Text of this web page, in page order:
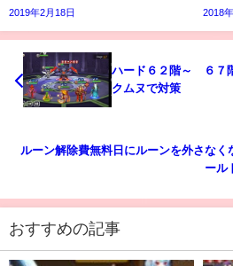
2019年2月18日 2018
ハード６２階～ ６７
クムヌで対策
ルーン解除費無料日にルーンを外さなく
ール
おすすめの記事